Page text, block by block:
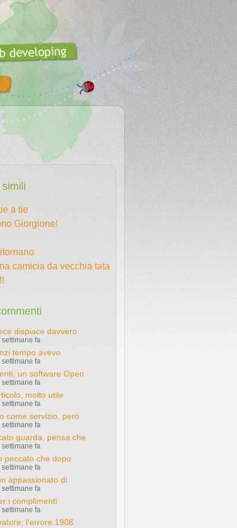
a tie
Giorgione!
camicia da vecchia tata
dispiace davvero
fa
tempo avevo
fa
un software Open
fa
molto utile
fa
come servizio, però
fa
guarda, pensa che
fa
peccato che dopo
fa
appassionato di
fa
i complimenti
fa
l'errore 1908